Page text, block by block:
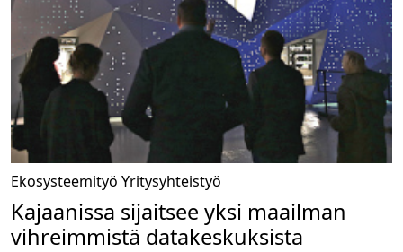
Ekosysteemityö Yritysyhteistyö
Kajaanissa sijaitsee yksi maailman
vihreimmistä datakeskuksista